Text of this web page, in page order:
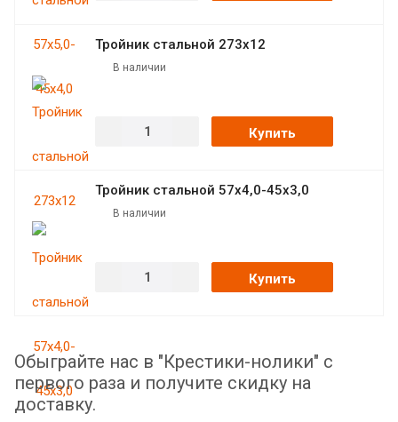
Тройник стальной 273х12
В наличии
Купить
Тройник стальной 57х4,0-45х3,0
В наличии
Купить
Обыграйте нас в "Крестики-нолики" с
первого раза и получите скидку на
доставку.